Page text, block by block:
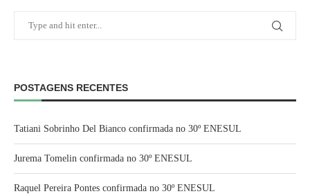
POSTAGENS RECENTES
Tatiani Sobrinho Del Bianco confirmada no 30º ENESUL
Jurema Tomelin confirmada no 30º ENESUL
Raquel Pereira Pontes confirmada no 30º ENESUL